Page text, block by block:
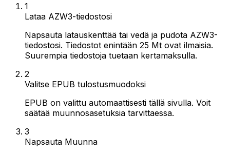
1
Lataa AZW3-tiedostosi
Napsauta latauskenttää tai vedä ja pudota AZW3-
tiedostosi. Tiedostot enintään 25 Mt ovat ilmaisia.
Suurempia tiedostoja tuetaan kertamaksulla.
2
Valitse EPUB tulostusmuodoksi
EPUB on valittu automaattisesti tällä sivulla. Voit
säätää muunnosasetuksia tarvittaessa.
3
Napsauta Muunna